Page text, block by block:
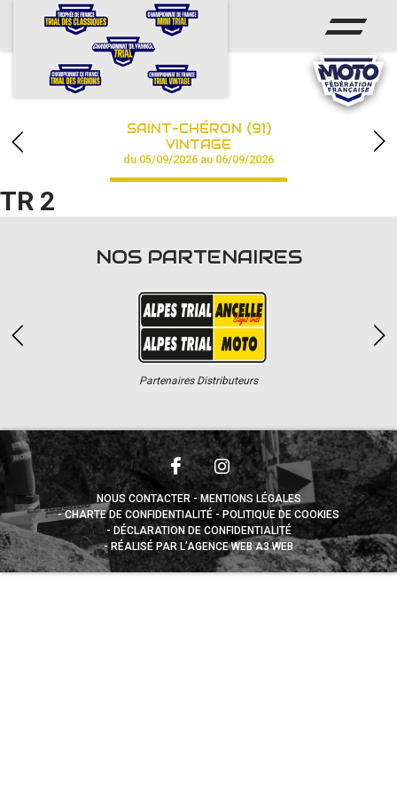
ACCUEIL
CALENDRIER
CHAMPIONNAT
RÉSULTATS
PHOTOS / VIDÉOS
PARTENAIRES
SAINT-CHÉRON (91)
VINTAGE
du 05/09/2026 au 06/09/2026
TR 2
NOS PARTENAIRES
Partenaires Distributeurs
NOUS CONTACTER
MENTIONS LÉGALES
CHARTE DE CONFIDENTIALITÉ
POLITIQUE DE COOKIES
DÉCLARATION DE CONFIDENTIALITÉ
RÉALISÉ PAR L’AGENCE WEB A3 WEB